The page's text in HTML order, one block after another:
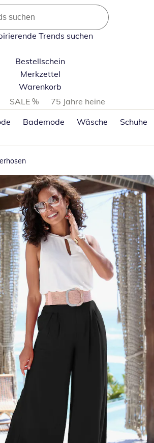
Trends suchen
Bestellschein
Merkzettel
Warenkorb
überspringen
SALE %
75 Jahre heine
Bademode Wäsche Schuhe